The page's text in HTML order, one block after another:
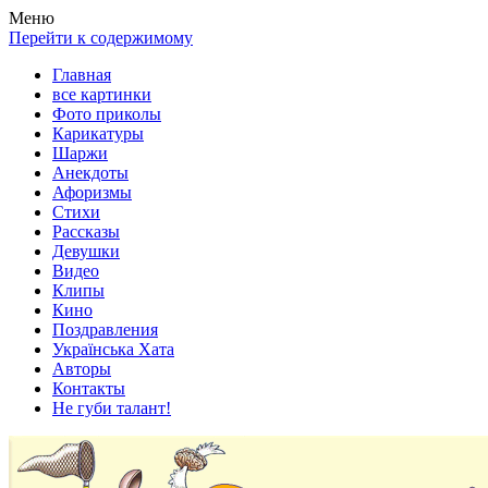
Весела хата — прикольные картинки, смешные истории, клипы!
Покажем всем ваши фото приколы, карикатуры, шаржи, стихи,
Меню
Перейти к содержимому
Главная
все картинки
Фото приколы
Карикатуры
Шаржи
Анекдоты
Афоризмы
Стихи
Рассказы
Девушки
Видео
Клипы
Кино
Поздравления
Українська Хата
Авторы
Контакты
Не губи талант!